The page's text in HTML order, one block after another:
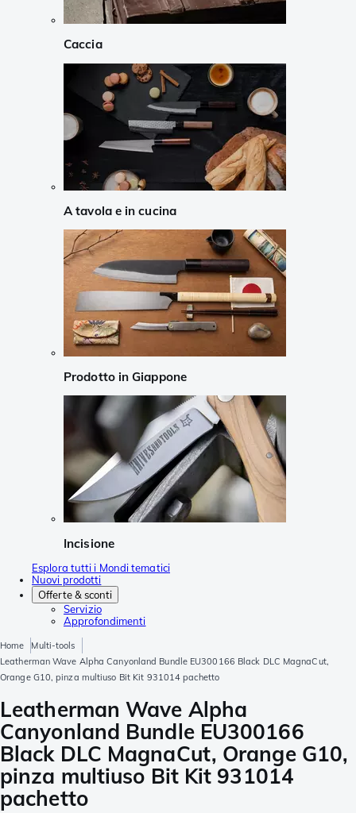
Caccia
A tavola e in cucina
Prodotto in Giappone
Incisione
Esplora tutti i Mondi tematici
Nuovi prodotti
Offerte & sconti
Servizio
Approfondimenti
Home
Multi-tools
Leatherman Wave Alpha Canyonland Bundle EU300166 Black DLC MagnaCut,
Orange G10, pinza multiuso Bit Kit 931014 pachetto
Leatherman Wave Alpha
Canyonland Bundle EU300166
Black DLC MagnaCut, Orange G10,
pinza multiuso Bit Kit 931014
pachetto